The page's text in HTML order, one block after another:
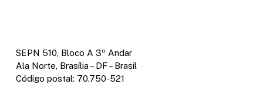
SEPN 510, Bloco A 3º Andar
Ala Norte, Brasília – DF – Brasil
Código postal: 70.750-521